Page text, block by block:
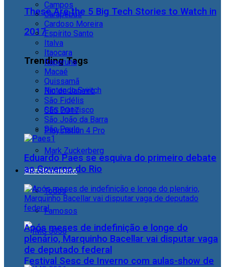
These Are the 5 Big Tech Stories to Watch in
2017
Trending Tags
Nintendo Switch
CES 2017
Playstation 4 Pro
Mark Zuckerberg
Entretenimento
Todos
Famosos
Festival Sesc de Inverno com aulas-show de
Campos
Carapebus
Cardoso Moreira
Espírito Santo
Italva
Itaocara
Itaperuna
Macaé
Quissamã
Rio de Janeiro
São Fidélis
São Francisco
São João da Barra
São Paulo
Eduardo Paes se esquiva do primeiro debate
ao Governo do Rio
Após meses de indefinição e longe do
plenário, Marquinho Bacellar vai disputar vaga
de deputado federal